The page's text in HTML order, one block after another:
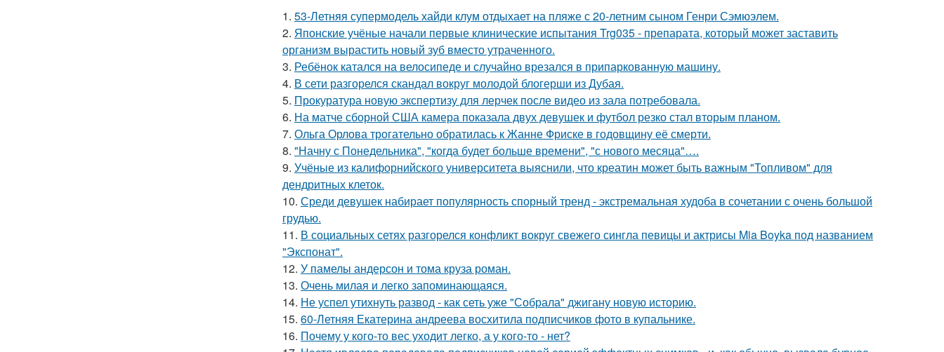
1. 53-Летняя супермодель хайди клум отдыхает на пляже с 20-летним сыном Генри Сэмюэлем.
2. Японские учёные начали первые клинические испытания Trg035 - препарата, который может заставить
организм вырастить новый зуб вместо утраченного.
3. Ребёнок катался на велосипеде и случайно врезался в припаркованную машину.
4. В сети разгорелся скандал вокруг молодой блогерши из Дубая.
5. Прокуратура новую экспертизу для лерчек после видео из зала потребовала.
6. На матче сборной США камера показала двух девушек и футбол резко стал вторым планом.
7. Ольга Орлова трогательно обратилась к Жанне Фриске в годовщину её смерти.
8. "Начну с Понедельника", "когда будет больше времени", "с нового месяца"….
9. Учёные из калифорнийского университета выяснили, что креатин может быть важным "Топливом" для
дендритных клеток.
10. Среди девушек набирает популярность спорный тренд - экстремальная худоба в сочетании с очень большой
грудью.
11. В социальных сетях разгорелся конфликт вокруг свежего сингла певицы и актрисы Mia Boyka под названием
"Экспонат".
12. У памелы андерсон и тома круза роман.
13. Очень милая и легко запоминающаяся.
14. Не успел утихнуть развод - как сеть уже "Собрала" джигану новую историю.
15. 60-Летняя Екатерина андреева восхитила подписчиков фото в купальнике.
16. Почему у кого-то вес уходит легко, а у кого-то - нет?